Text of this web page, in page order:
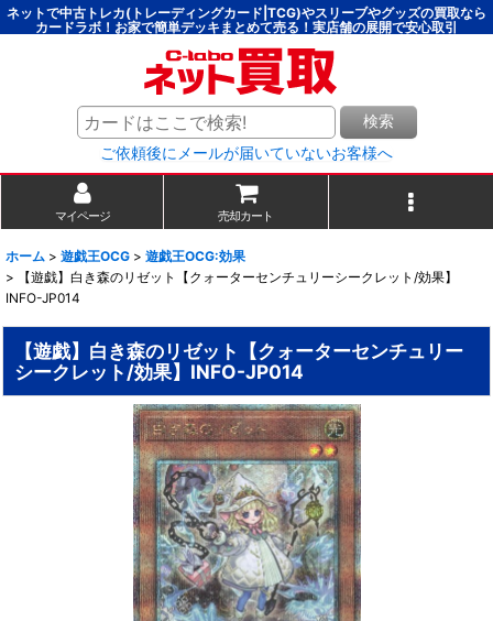
ネットで中古トレカ(トレーディングカード|TCG)やスリーブやグッズの買取なら
カードラボ！お家で簡単デッキまとめて売る！実店舗の展開で安心取引
検索
ご依頼後にメールが届いていないお客様へ
マイページ 売却カート
ホーム > 遊戯王OCG > 遊戯王OCG:効果
>
【遊戯】白き森のリゼット【クォーターセンチュリーシークレット/効果】
INFO-JP014
【遊戯】白き森のリゼット【クォーターセンチュリー
シークレット/効果】INFO-JP014